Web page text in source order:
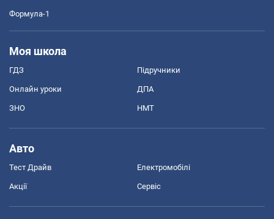
Формула-1
Моя школа
ГДЗ Підручники
Онлайн уроки ДПА
ЗНО НМТ
Авто
Тест Драйв Електромобілі
Акції Сервіс